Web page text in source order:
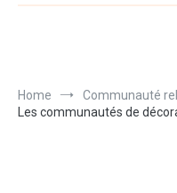
Home
Communauté
Les communautés de